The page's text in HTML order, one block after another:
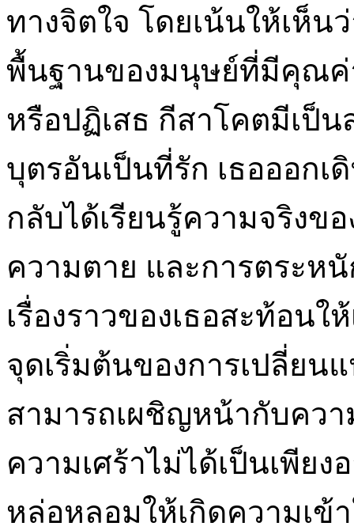
ทางจิตใจ โดยเน้นให้เห็น
พื้นฐานของมนุษย์ที่มีคุณค่
หรือปฏิเสธ กีสาโคตมีเป็
บุตรอันเป็นที่รัก เธอออก
กลับได้เรียนรู้ความจริงข
ความตาย และการตระห
เรื่องราวของเธอสะท้อนใ
จุดเริ่มต้นของการเปลี่ย
สามารถเผชิญหน้ากับคว
ความเศร้าไม่ได้เป็นเพีย
หล่อหลอมให้เกิดความเ